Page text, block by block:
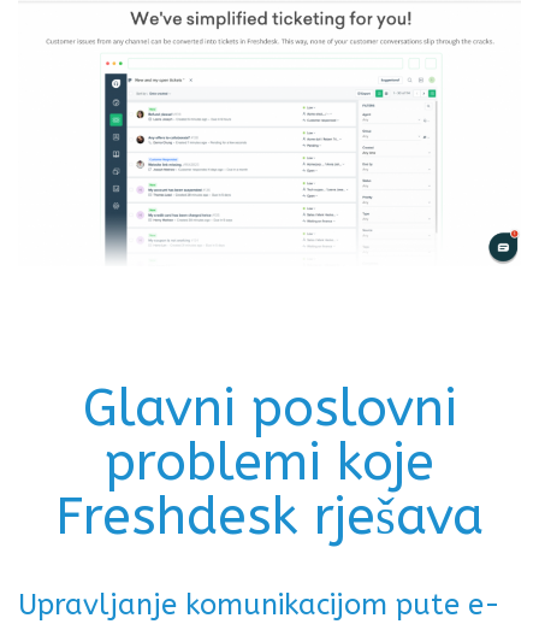
Glavni poslovni
problemi koje
Freshdesk rješava
Upravljanje komunikacijom pute e-